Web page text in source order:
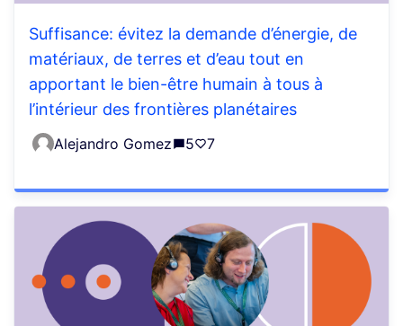
Suffisance: évitez la demande d’énergie, de
matériaux, de terres et d’eau tout en
apportant le bien-être humain à tous à
l’intérieur des frontières planétaires
Alejandro Gomez 5 7